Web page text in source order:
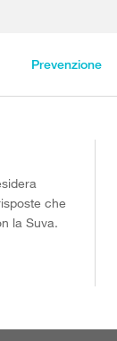
Prevenzione
che
la Suva.